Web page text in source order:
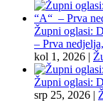
Župni oglasi:
– Prva
kol 1, 2026 |
Župni oglasi:
srp 25, 2026 |